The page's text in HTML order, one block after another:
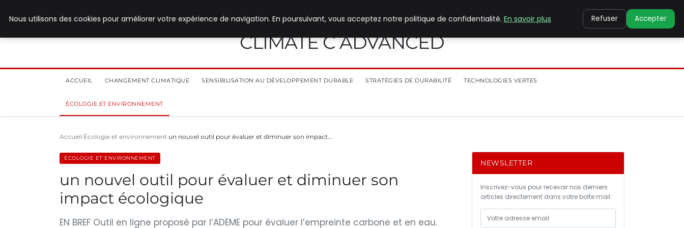
CLIMATE C ADVANCED
ACCUEIL CHANGEMENT CLIMATIQUE SENSIBILISATION AU DÉVELOPPEMENT DURABLE STRATÉGIES DE DURABILITÉ TECHNOLOGIES VERTES
ÉCOLOGIE ET ENVIRONNEMENT
Accueil Écologie et environnement un nouvel outil pour évaluer et diminuer son impact…
ÉCOLOGIE ET ENVIRONNEMENT
un nouvel outil pour évaluer et diminuer son
impact écologique
EN BREF Outil en ligne proposé par l’ADEME pour évaluer l’empreinte carbone et en eau.
NEWSLETTER
Inscrivez-vous pour recevoir nos derniers
articles directement dans votre boîte mail.
Nous utilisons des cookies pour améliorer votre expérience de navigation. En poursuivant, vous acceptez notre politique de confidentialité. En savoir plus Refuser Accepter